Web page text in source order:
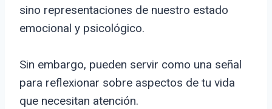
sino representaciones de nuestro estado
emocional y psicológico.
Sin embargo, pueden servir como una señal
para reflexionar sobre aspectos de tu vida
que necesitan atención.